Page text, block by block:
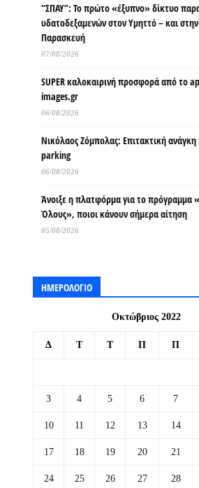
“ΣΠΑΥ”: Το πρώτο «έξυπνο» δίκτυο
υδατοδεξαμενών στον Υμηττό – και
Παρασκευή
07/08/2026
SUPER καλοκαιρινή προσφορά από το
images.gr
06/08/2026
Νικόλαος Ζόμπολας: Επιτακτική ανάγκη
parking
06/08/2026
Άνοιξε η πλατφόρμα για το πρόγραμμα
Όλους», ποιοι κάνουν σήμερα αίτηση
05/08/2026
ΗΜΕΡΟΛΟΓΙΟ
Οκτώβριος 2022
Δ Τ Τ Π Π
3 4 5 6 7
10 11 12 13 14
17 18 19 20 21
24 25 26 27 28